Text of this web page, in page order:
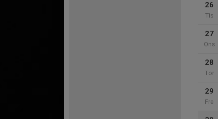
26
Tis
27
Ons
28
Tor
29
Fre